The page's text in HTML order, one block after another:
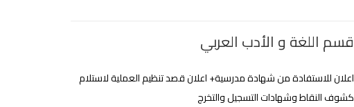
قسم اللغة و الأدب العربي
اعلان للاستفادة من شهادة مدرسية+ اعلان قصد تنظيم العملية لاستلام
كشوف النقاط وشهادات التسجيل والتخرج